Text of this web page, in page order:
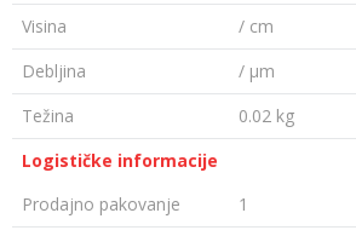
Visina
/ cm
Debljina
/ µm
Težina
0.02 kg
Logističke informacije
Prodajno pakovanje
1